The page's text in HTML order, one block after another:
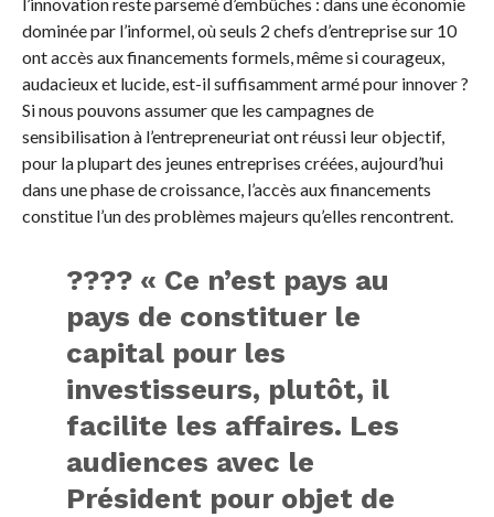
l’innovation reste parsemé d’embûches : dans une économie
dominée par l’informel, où seuls 2 chefs d’entreprise sur 10
ont accès aux financements formels, même si courageux,
audacieux et lucide, est-il suffisamment armé pour innover ?
Si nous pouvons assumer que les campagnes de
sensibilisation à l’entrepreneuriat ont réussi leur objectif,
pour la plupart des jeunes entreprises créées, aujourd’hui
dans une phase de croissance, l’accès aux financements
constitue l’un des problèmes majeurs qu’elles rencontrent.
???? « Ce n’est pays au
pays de constituer le
capital pour les
investisseurs, plutôt, il
facilite les affaires. Les
audiences avec le
Président pour objet de